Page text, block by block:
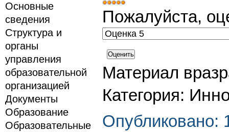
Основные
сведения
Структура и
органы
управления
образовательной
организацией
Документы
Образование
Образовательные
Пожалуйста,
Материал
Категория:
Опубликовано: